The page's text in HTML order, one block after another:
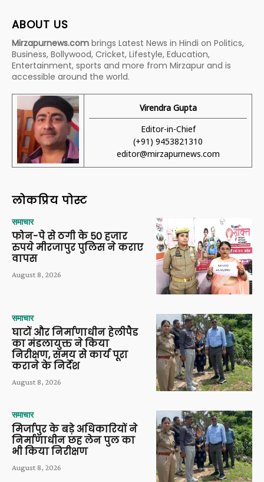
ABOUT US
Mirzapurnews.com brings Latest News in Hindi on Politics,
Business, Bollywood, Cricket, Lifestyle, Education,
Entertainment, sports and more from Mirzapur and is
accessible around the world.
Virendra Gupta
Editor-in-Chief
(+91) 9453821310
editor@mirzapurnews.com
लोकप्रिय पोस्ट
समाचार
फोन-पे से ठगी के 50 हजार
रुपये मीरजापुर पुलिस ने कराए
वापस
August 8, 2026
समाचार
घाटों और निर्माणाधीन हेलीपैड
का मंडलायुक्त ने किया
निरीक्षण, समय से कार्य पूरा
कराने के निर्देश
August 8, 2026
समाचार
मिर्जापुर के बड़े अधिकारियों ने
निर्माणाधीन छह लेन पुल का
भी किया निरीक्षण
August 8, 2026